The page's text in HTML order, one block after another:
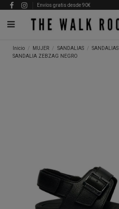
Envíos gratis desde 90€
Inicio MUJER SANDALIAS SANDALIAS
SANDALIA ZEBZAG NEGRO